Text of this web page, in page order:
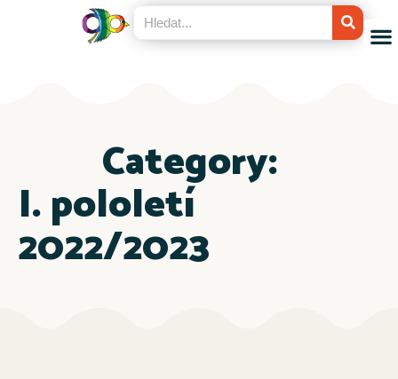
Category:
I. pololetí
2022/2023